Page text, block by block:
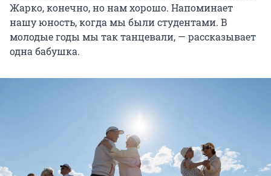
Жарко, конечно, но нам хорошо. Напоминает
нашу юность, когда мы были студентами. В
молодые годы мы так танцевали, — рассказывает
одна бабушка.